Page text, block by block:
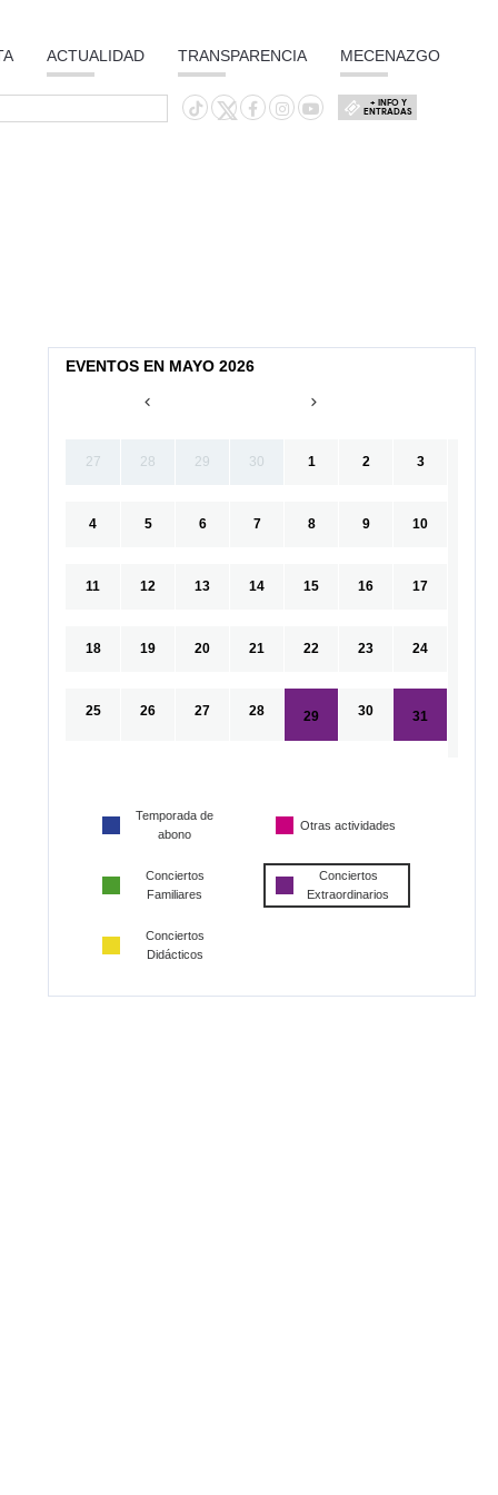
ACTUALIDAD TRANSPARENCIA MECENAZGO
+ INFO Y
ENTRADAS
EVENTOS EN MAYO 2026
27 28 29 30 1 2 3
4 5 6 7 8 9 10
11 12 13 14 15 16 17
18 19 20 21 22 23 24
25 26 27 28 29 30 31
Temporada de
abono
Otras actividades
Conciertos
Familiares
Conciertos
Extraordinarios
Conciertos
Didácticos